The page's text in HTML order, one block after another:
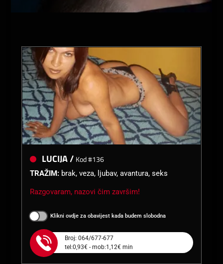
LUCIJA / Kod #136
TRAŽIM: brak, veza, ljubav, avantura, seks
Razgovaram, nazovi čim završim!
Klikni ovdje za obavijest kada budem slobodna
Broj: 064/677-677
tel:0,93€ - mob:1,12€ min